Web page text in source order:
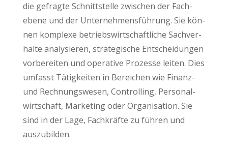
die gefrag­te Schnitt­stel­le zwi­schen der Fach­
ebe­ne und der Unter­neh­mens­füh­rung. Sie kön­
nen kom­ple­xe betriebs­wirt­schaft­li­che Sach­ver­
hal­te ana­ly­sie­ren, stra­te­gi­sche Ent­schei­dun­gen
vor­be­rei­ten und ope­ra­ti­ve Pro­zes­se lei­ten. Dies
umfasst Tätig­kei­ten in Berei­chen wie Finanz-
und Rech­nungs­we­sen, Con­trol­ling, Per­so­nal­
wirt­schaft, Mar­ke­ting oder Orga­ni­sa­ti­on. Sie
sind in der Lage, Fach­kräf­te zu füh­ren und
auszubilden.